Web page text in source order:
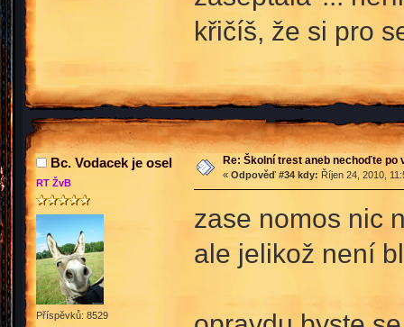
křičíš, že si pro
Bc. Vodacek je osel
RT ŽvB
Příspěvků: 8529
Re: Školní trest aneb nechoďte po
« Odpověď #34 kdy: Říjen 24, 2010,
zase nomos nic
ale jelikož není